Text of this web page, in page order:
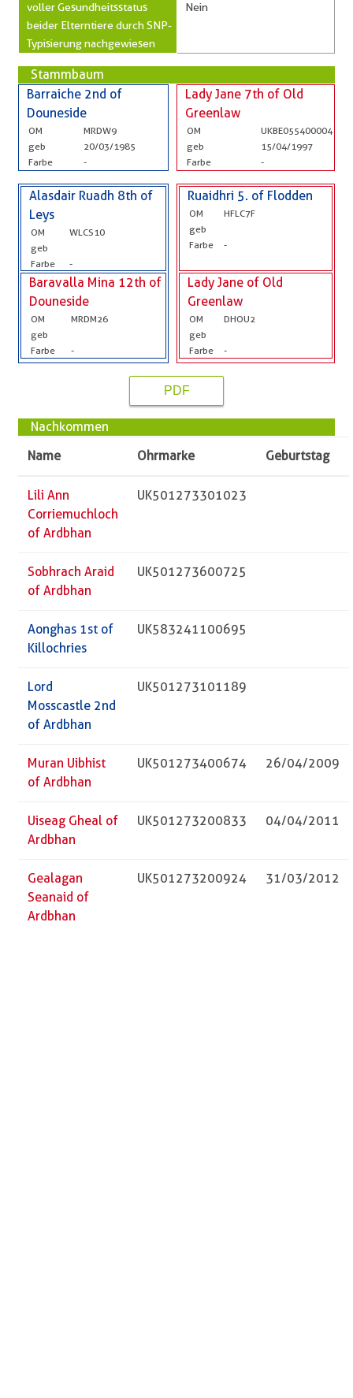
voller Gesundheitsstatus
beider Elterntiere durch SNP-
Typisierung nachgewiesen
Nein
Stammbaum
Barraiche 2nd of
Douneside
OM
MRDW9
geb
20/03/1985
Farbe
-
Lady Jane 7th of Old
Greenlaw
OM
UKBE055400004
geb
15/04/1997
Farbe
-
Alasdair Ruadh 8th of
Leys
OM
WLCS10
geb
Farbe
-
Baravalla Mina 12th of
Douneside
OM
MRDM26
geb
Farbe
-
Ruaidhri 5. of Flodden
OM
HFLC7F
geb
Farbe
-
Lady Jane of Old
Greenlaw
OM
DHOU2
geb
Farbe
-
PDF
Nachkommen
Name
Ohrmarke Geburtstag
Lili Ann
Corriemuchloch
of Ardbhan
UK501273301023
Sobhrach Araid
of Ardbhan
UK501273600725
Aonghas 1st of
Killochries
UK583241100695
Lord
Mosscastle 2nd
of Ardbhan
UK501273101189
Muran Uibhist
of Ardbhan
UK501273400674 26/04/2009
Uiseag Gheal of
Ardbhan
UK501273200833 04/04/2011
Gealagan
Seanaid of
Ardbhan
UK501273200924 31/03/2012